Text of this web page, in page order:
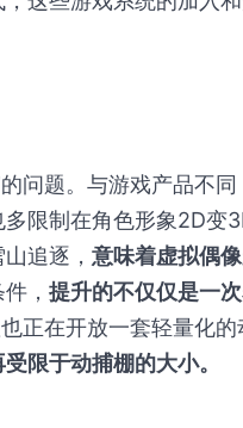
问题。与游戏产品不
限制在角色形象2D变
追逐， 意味着虚拟偶
， 提升的不仅仅是一
正在开放一套轻量化
限于动捕棚的大小。